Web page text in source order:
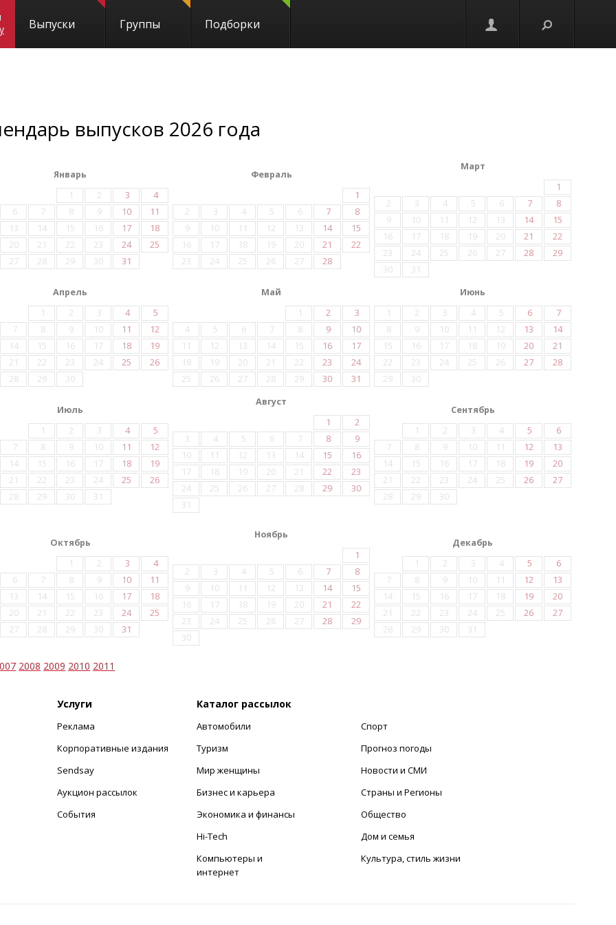
Выпуски Группы Подборки
выпусков 2026 года
Январь
1
2 3
4
6 7 8 9 10
11
13 14 15 16 17
18
20 21 22 23 24
25
27 28 29 30 31
Февраль
1
2
3 4 5 6 7
8
9
10 11 12 13 14
15
16
17 18 19 20 21
22
23
24 25 26 27 28
Март
1
2
3 4 5 6 7
8
9
10 11 12 13 14
15
16
17 18 19 20 21
22
23
24 25 26 27 28
29
30
31
Апрель
1
2 3 4
5
7 8 9 10 11
12
14 15 16 17 18
19
21 22 23 24 25
26
28 29 30
Май
1
2
3
4
5 6 7 8 9
10
11
12 13 14 15 16
17
18
19 20 21 22 23
24
25
26 27 28 29 30 31
Июнь
1
2 3 4 5 6
7
8
9 10 11 12 13
14
15
16 17 18 19 20
21
22
23 24 25 26 27
28
29
30
Июль
1
2 3 4
5
7 8 9 10 11
12
14 15 16 17 18
19
21 22 23 24 25
26
28 29 30 31
Август
1
2
3
4 5 6 7 8
9
10
11 12 13 14 15
16
17
18 19 20 21 22
23
24
25 26 27 28 29
30
31
Сентябрь
1
2 3 4 5
6
7
8 9 10 11 12
13
14
15 16 17 18 19
20
21
22 23 24 25 26
27
28
29 30
Октябрь
1
2 3
4
6 7 8 9 10
11
13 14 15 16 17
18
20 21 22 23 24
25
27 28 29 30 31
Ноябрь
1
2
3 4 5 6 7
8
9
10 11 12 13 14
15
16
17 18 19 20 21
22
23
24 25 26 27 28
29
30
Декабрь
1
2 3 4 5
6
7
8 9 10 11 12
13
14
15 16 17 18 19
20
21
22 23 24 25 26
27
28
29 30 31
2008 2009 2010 2011
Услуги
Реклама
Корпоративные издания
Sendsay
Аукцион рассылок
События
Каталог рассылок
Автомобили
Туризм
Мир женщины
Бизнес и карьера
Экономика и финансы
Hi-Tech
Компьютеры и
интернет
Спорт
Прогноз погоды
Новости и СМИ
Страны и Регионы
Общество
Дом и семья
Культура, стиль жизни